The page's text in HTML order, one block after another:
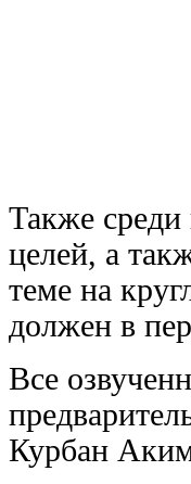
Также среди
целей, а
теме на
должен в
Все
Курбан